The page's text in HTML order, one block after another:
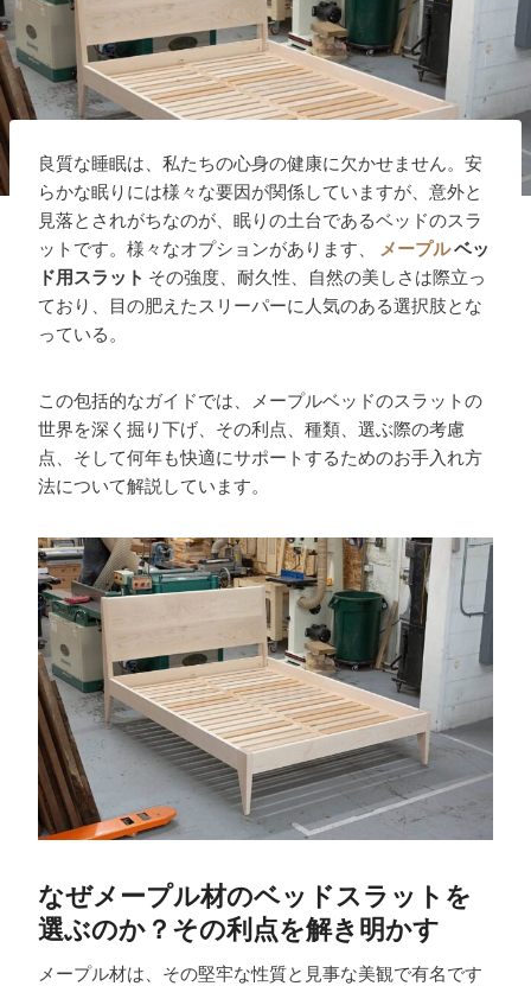
良質な睡眠は、私たちの心身の健康に欠かせません。安
らかな眠りには様々な要因が関係していますが、意外と
見落とされがちなのが、眠りの土台であるベッドのスラ
ットです。様々なオプションがあります、
メープルベッ
ド用スラット その強度、耐久性、自然の美しさは際立っ
ており、目の肥えたスリーパーに人気のある選択肢とな
っている。
この包括的なガイドでは、メープルベッドのスラットの
世界を深く掘り下げ、その利点、種類、選ぶ際の考慮
点、そして何年も快適にサポートするためのお手入れ方
法について解説しています。
なぜメープル材のベッドスラットを
選ぶのか？その利点を解き明かす
メープル材は、その堅牢な性質と見事な美観で有名です